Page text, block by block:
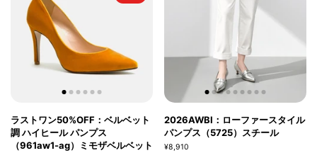
ラストワン50%OFF：ベルベット
調 ハイヒール パンプス
（961aw1-ag）ミモザベルベット
2026AWBI：ローファースタイル
パンプス（5725）スチール
¥8,910